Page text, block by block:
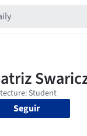
Seguir